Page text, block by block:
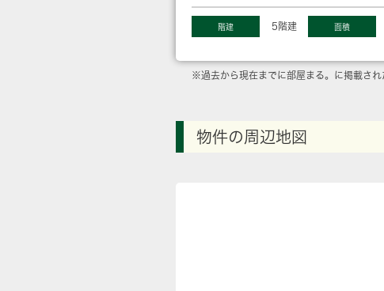
階建 5階建 面積
※過去から現在までに部屋まる。に掲載され
物件の周辺地図